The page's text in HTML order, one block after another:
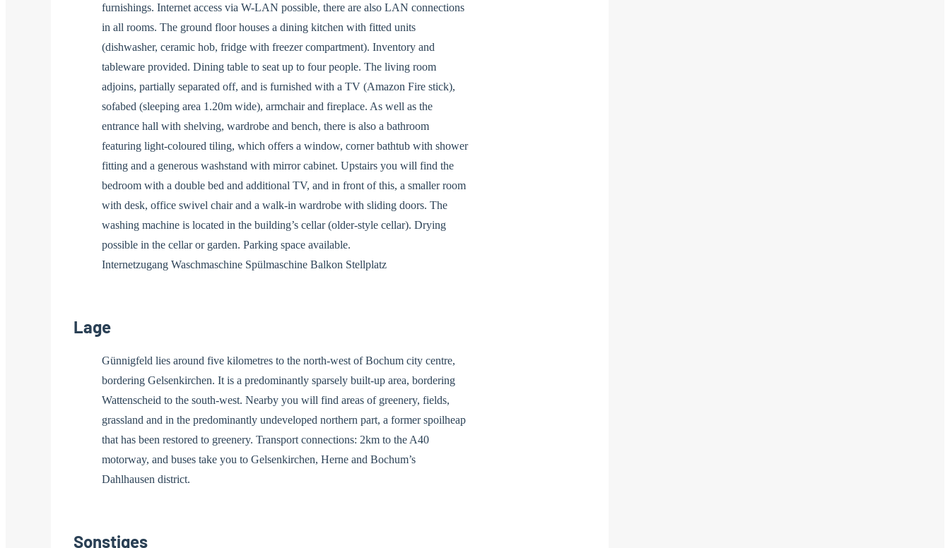
furnishings. Internet access via W-LAN possible, there are also LAN connections
in all rooms. The ground floor houses a dining kitchen with fitted units
(dishwasher, ceramic hob, fridge with freezer compartment). Inventory and
tableware provided. Dining table to seat up to four people. The living room
adjoins, partially separated off, and is furnished with a TV (Amazon Fire stick),
sofabed (sleeping area 1.20m wide), armchair and fireplace. As well as the
entrance hall with shelving, wardrobe and bench, there is also a bathroom
featuring light-coloured tiling, which offers a window, corner bathtub with shower
fitting and a generous washstand with mirror cabinet. Upstairs you will find the
bedroom with a double bed and additional TV, and in front of this, a smaller room
with desk, office swivel chair and a walk-in wardrobe with sliding doors. The
washing machine is located in the building’s cellar (older-style cellar). Drying
possible in the cellar or garden. Parking space available.
Internetzugang Waschmaschine Spülmaschine Balkon Stellplatz
Lage
Günnigfeld lies around five kilometres to the north-west of Bochum city centre,
bordering Gelsenkirchen. It is a predominantly sparsely built-up area, bordering
Wattenscheid to the south-west. Nearby you will find areas of greenery, fields,
grassland and in the predominantly undeveloped northern part, a former spoilheap
that has been restored to greenery. Transport connections: 2km to the A40
motorway, and buses take you to Gelsenkirchen, Herne and Bochum’s
Dahlhausen district.
Sonstiges